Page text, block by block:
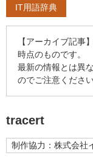
IT用語辞典
【アーカイブ記事
時点のものです。
最新の情報とは異
のでご注意ください
tracert
制作協力：株式会社